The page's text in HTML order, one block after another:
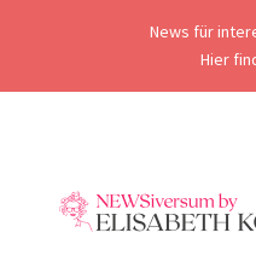
News für
Hier